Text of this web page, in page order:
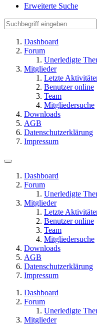
Erweiterte Suche
Dashboard
Forum
Unerledigte
Mitglieder
Letzte
Benutzer online
Team
Mitgliedersuche
Downloads
AGB
Datenschutzerklärung
Impressum
Dashboard
Forum
Unerledigte
Mitglieder
Letzte
Benutzer online
Team
Mitgliedersuche
Downloads
AGB
Datenschutzerklärung
Impressum
Dashboard
Forum
Unerledigte
Mitglieder